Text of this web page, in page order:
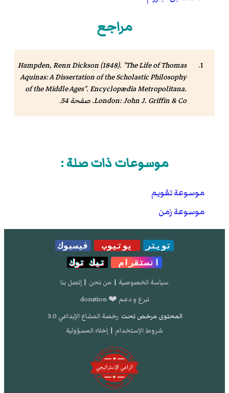
مراجع
Hampden, Renn Dickson(1848). "The Life of Thomas
Aquinas: A Dissertation of the Scholastic Philosophy
of the Middle Ages".Encyclopædia Metropolitana.
London: John J. Griffin & Co. صفحة 54.
موسوعات ذات صلة :
موسوعة تقويم
موسوعة زمن
تويتر يوتيوب
فيسبوك
انستقرام
تيك توك
سياسة الخصوصية | من نحن | إتصل بنا
تبرع و دعم ❤️ donation
المحتوى مرخص تحت رخصة المشاع الإبداعي 3.0
شروط الإستخدام | إخلاء المسؤولية